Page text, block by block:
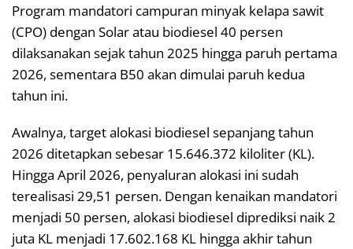
Program mandatori campuran minyak kelapa sawit
(CPO) dengan Solar atau biodiesel 40 persen
dilaksanakan sejak tahun 2025 hingga paruh pertama
2026, sementara B50 akan dimulai paruh kedua
tahun ini.
Awalnya, target alokasi biodiesel sepanjang tahun
2026 ditetapkan sebesar 15.646.372 kiloliter (KL).
Hingga April 2026, penyaluran alokasi ini sudah
terealisasi 29,51 persen. Dengan kenaikan mandatori
menjadi 50 persen, alokasi biodiesel diprediksi naik 2
juta KL menjadi 17.602.168 KL hingga akhir tahun